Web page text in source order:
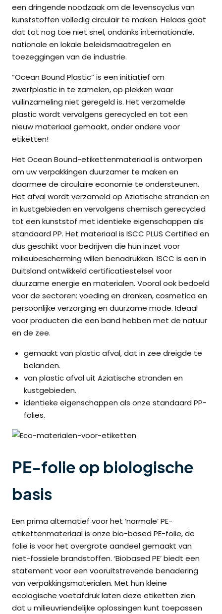
een dringende noodzaak om de levenscyclus van
kunststoffen volledig circulair te maken. Helaas gaat
dat tot nog toe niet snel, ondanks internationale,
nationale en lokale beleidsmaatregelen en
toezeggingen van de industrie.
“Ocean Bound Plastic” is een initiatief om
zwerfplastic in te zamelen, op plekken waar
vuilinzameling niet geregeld is. Het verzamelde
plastic wordt vervolgens gerecycled en tot een
nieuw materiaal gemaakt, onder andere voor
etiketten!
Het Ocean Bound-etikettenmateriaal is ontworpen
om uw verpakkingen duurzamer te maken en
daarmee de circulaire economie te ondersteunen.
Het afval wordt verzameld op Aziatische stranden en
in kustgebieden en vervolgens chemisch gerecycled
tot een kunststof met identieke eigenschappen als
standaard PP. Het materiaal is ISCC PLUS Certified en
dus geschikt voor bedrijven die hun inzet voor
milieubescherming willen benadrukken. ISCC is een in
Duitsland ontwikkeld certificatiestelsel voor
duurzame energie en materialen. Vooral ook bedoeld
voor de sectoren: voeding en dranken, cosmetica en
persoonlijke verzorging en duurzame mode. Ideaal
voor producten die een band hebben met de natuur
en de zee.
gemaakt van plastic afval, dat in zee dreigde te
belanden.
van plastic afval uit Aziatische stranden en
kustgebieden.
identieke eigenschappen als onze standaard PP-
folies.
PE-folie op biologische
basis
Een prima alternatief voor het ‘normale’ PE-
etikettenmateriaal is onze bio-based PE-folie, de
folie is voor het overgrote aandeel gemaakt van
niet-fossiele brandstoffen. ‘Biobased PE’ biedt een
statement voor een vooruitstrevende benadering
van verpakkingsmaterialen. Met hun kleine
ecologische voetafdruk laten deze etiketten zien
dat u milieuvriendelijke oplossingen kunt toepassen